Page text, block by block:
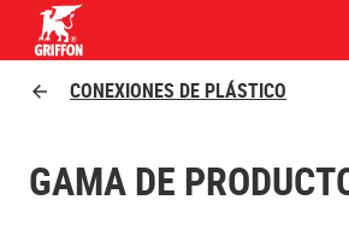
CONEXIONES DE PLÁSTICO
GAMA DE